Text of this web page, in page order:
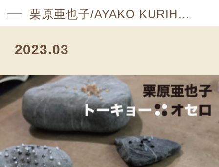
栗原亜也子/AYAKO KURIHARA website
2023.03